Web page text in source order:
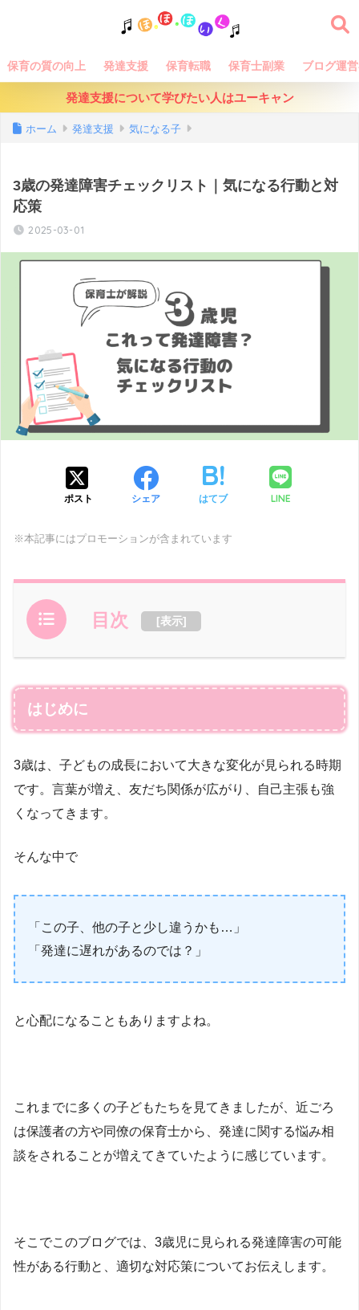
保育の質の向上 発達支援 保育転職 保育士副業 ブログ運
発達支援について学びたい人はユーキャン
ホーム 発達支援 気になる子
3歳の発達障害チェックリスト｜気になる行動と対
応策
2025-03-01
ポスト シェア はてブ LINE
※本記事にはプロモーションが含まれています
目次 [表示]
はじめに
3歳は、子どもの成長において大きな変化が見られる時期
です。言葉が増え、友だち関係が広がり、自己主張も強
くなってきます。
そんな中で
「この子、他の子と少し違うかも…」
「発達に遅れがあるのでは？」
と心配になることもありますよね。
これまでに多くの子どもたちを見てきましたが、近ごろ
は保護者の方や同僚の保育士から、発達に関する悩み相
談をされることが増えてきていたように感じています。
そこでこのブログでは、3歳児に見られる発達障害の可能
性がある行動と、適切な対応策についてお伝えします。